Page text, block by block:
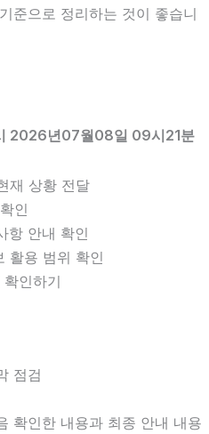
준으로 정리하는 것이 좋습니
2026년07월08일 09시21분
재 상황 전달
인
항 안내 확인
활용 범위 확인
인하기
점검
확인한 내용과 최종 안내 내용